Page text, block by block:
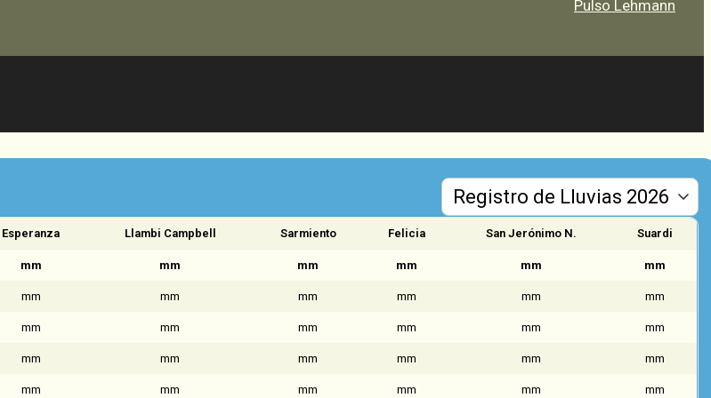
Pulso Lehmann
Esperanza Llambi Campbell Sarmiento Felicia San Jerónimo N. Suardi
mm mm mm mm mm mm
mm mm mm mm mm mm
mm mm mm mm mm mm
mm mm mm mm mm mm
mm mm mm mm mm mm